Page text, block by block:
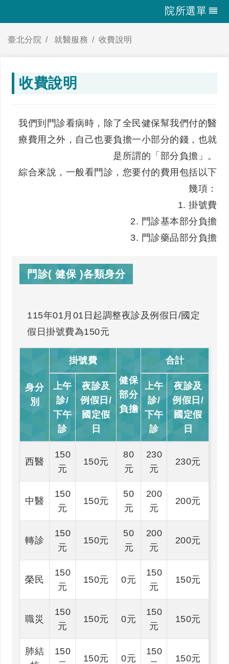
院所選單
臺北分院 就醫服務 收費說明
收費說明
我們到門診看病時，除了全民健保幫我們付的醫
療費用之外，自己也要負擔一小部分的錢，也就
是所謂的「部分負擔」。
綜合來說，一般看門診，您要付的費用包括以下
幾項：
1. 掛號費
2. 門診基本部分負擔
3. 門診藥品部分負擔
門診( 健保 )各類身分
115年01月01日起調整夜診及例假日/國定
假日掛號費為150元
身分
別
掛號費
健保
部分
負擔
合計
上午
診/
下午
診
夜診及
例假日/
國定假
日
上午
診/
下午
診
夜診及
例假日/
國定假
日
西醫
150
元
150元
80
元
230
元
230元
中醫
150
元
150元
50
元
200
元
200元
轉診
150
元
150元
50
元
200
元
200元
榮民
150
元
150元 0元
150
元
150元
職災
150
元
150元 0元
150
元
150元
肺結
150
150元 0元
150
150元